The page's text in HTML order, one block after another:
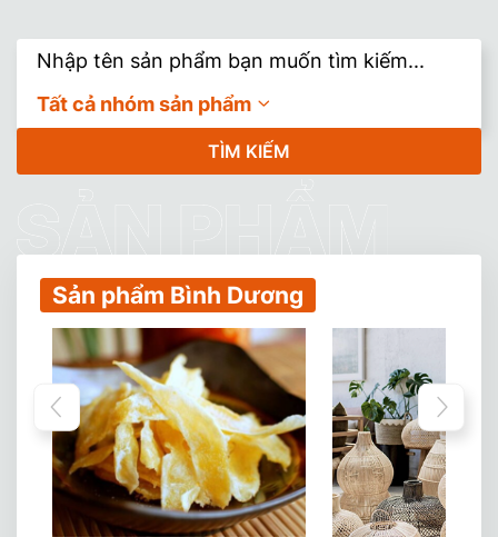
Tất cả nhóm sản phẩm
TÌM KIẾM
Sản phẩm Bình Dương